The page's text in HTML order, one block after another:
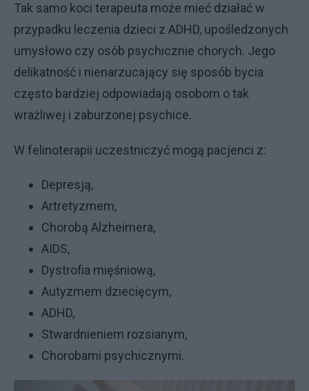
Tak samo koci terapeuta może mieć działać w
przypadku leczenia dzieci z ADHD, upośledzonych
umysłowo czy osób psychicznie chorych. Jego
delikatność i nienarzucający się sposób bycia
często bardziej odpowiadają osobom o tak
wrażliwej i zaburzonej psychice.
W felinoterapii uczestniczyć mogą pacjenci z:
Depresją,
Artretyzmem,
Chorobą Alzheimera,
AIDS,
Dystrofia mięśniową,
Autyzmem dziecięcym,
ADHD,
Stwardnieniem rozsianym,
Chorobami psychicznymi.